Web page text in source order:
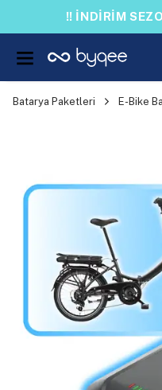
!! İNDİRİM
Batarya Paketleri E-Bike